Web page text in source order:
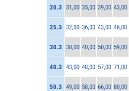
20.3 31,00 35,00 39,00 43,00
25.3 32,00 36,00 43,00 46,00
30.3 38,00 40,00 50,00 59,00
40.3 43,00 48,00 57,00 71,00
50.3 49,00 58,00 66,00 80,00